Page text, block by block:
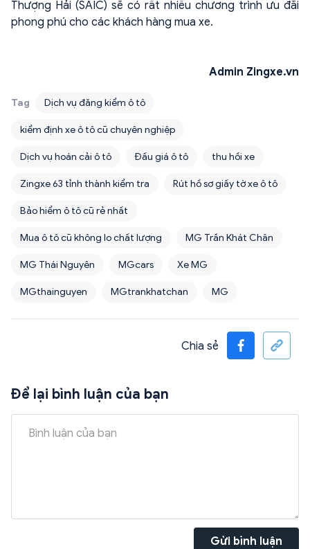
Thượng Hải (SAIC) sẽ có rất nhiều chương trình ưu đãi
phong phú cho các khách hàng mua xe.
Admin Zingxe.vn
Tag Dịch vụ đăng kiểm ô tô
kiểm định xe ô tô cũ chuyên nghiệp
Dịch vụ hoán cải ô tô Đấu giá ô tô thu hồi xe
Zingxe 63 tỉnh thành kiểm tra Rút hồ sơ giấy tờ xe ô tô
Bảo hiểm ô tô cũ rẻ nhất
Mua ô tô cũ không lo chất lượng MG Trần Khát Chân
MG Thái Nguyên MGcars Xe MG
MGthainguyen MGtrankhatchan MG
Chia sẻ
Để lại bình luận của bạn
Gửi bình luận